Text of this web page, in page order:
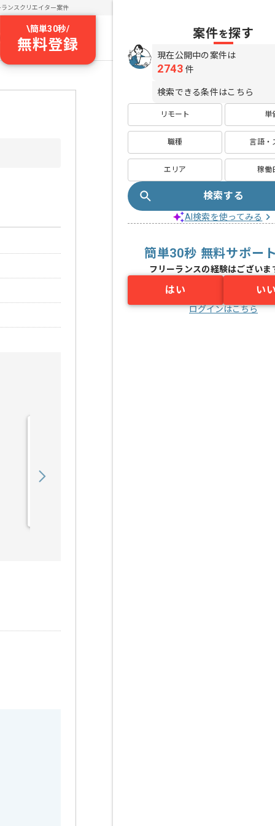
ランスクリエイター案件
\簡単30秒/
無料登録
案件を探す
現在公開中の案件は
2743 件
検索できる条件はこちら
リモート 単
職種 言語・
エリア 稼働
検索する
AI検索を使ってみる
簡単30秒 無料サポー
フリーランスの経験はございま
はい い
ログインはこちら